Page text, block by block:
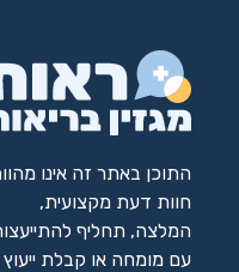
התוכן באתר זה אינו
חוות דעת מקצועית,
המלצה, תחליף
עם מומחה או קבלת ייעוץ